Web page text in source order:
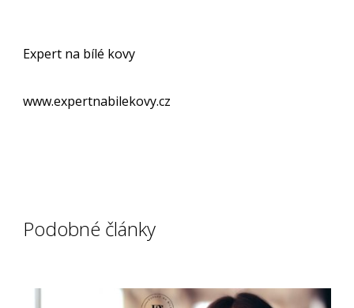
Expert na bílé kovy
www.expertnabilekovy.cz
Podobné články